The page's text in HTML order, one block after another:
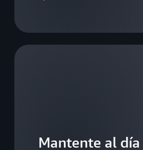
Mantente al día